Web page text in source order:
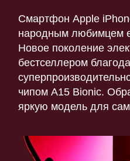
Смартфон Apple
народным любимцем
Новое поколение
бестселлером
чипом A15 Bionic.
яркую модель для